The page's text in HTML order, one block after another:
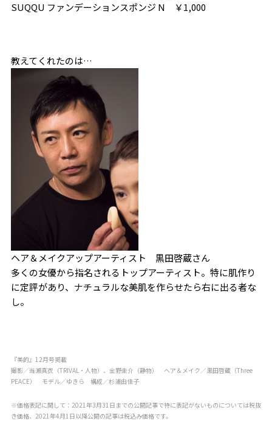
SUQQU ファンデーションスポンジ N ￥1,000
教えてくれたのは…
ヘア＆メイクアップアーティスト 黒田啓蔵さん
多くの女優から指名されるトップアーティスト。特に肌作り
に定評があり、ナチュラルな美肌を作らせたら右に出る者な
し。
『美的』12月号掲載
撮影／当瀬真衣（TRIVAL・人物）、金野圭介（静物） ヘア＆メイク／黒田啓蔵（Three
PEACE） モデル／ゆきら 構成／杉浦由佳子
※価格表記に関して：2021年3月31日までの公開記事で特に表記がないものについては税抜
き価格、2021年4月1日以降公開の記事は税込み価格です。